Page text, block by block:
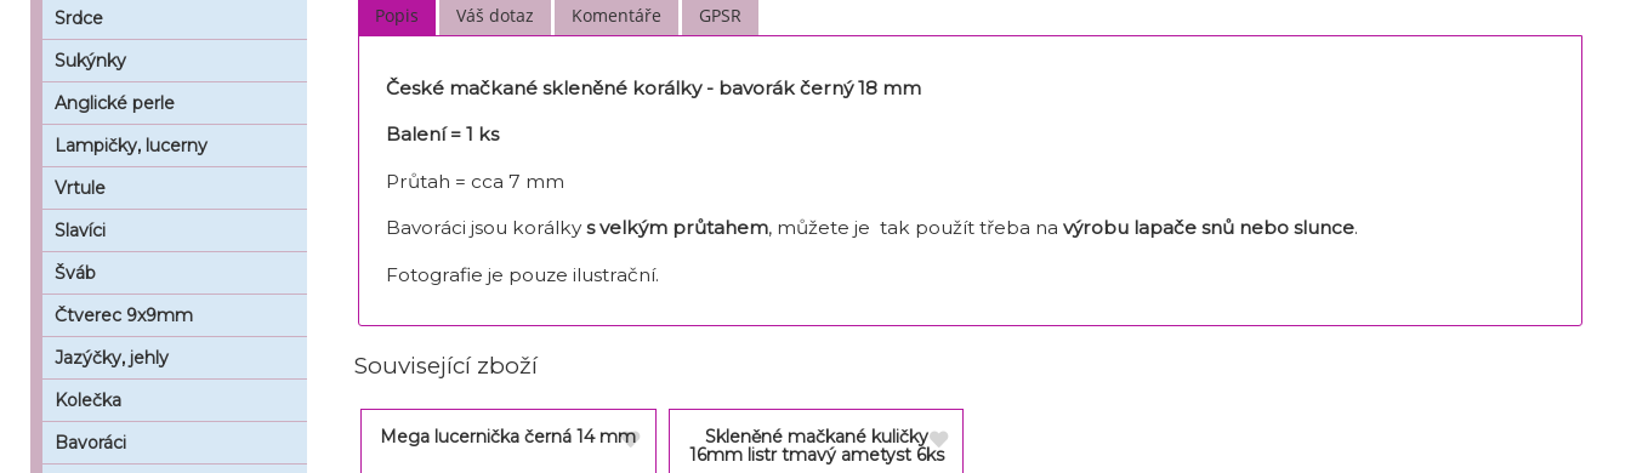
Popis Váš dotaz Komentáře GPSR
České mačkané skleněné korálky - bavorák černý 18 mm
Balení = 1 ks
Průtah = cca 7 mm
Bavoráci jsou korálky s velkým průtahem, můžete je tak použít třeba na výrobu lapače snů nebo slunce.
Fotografie je pouze ilustrační.
Související zboží
Mega lucernička černá 14 mm
Skleněné mačkané kuličky
16mm listr tmavý ametyst 6ks
Srdce
Sukýnky
Anglické perle
Lampičky, lucerny
Vrtule
Slavíci
Šváb
Čtverec 9x9mm
Jazýčky, jehly
Kolečka
Bavoráci